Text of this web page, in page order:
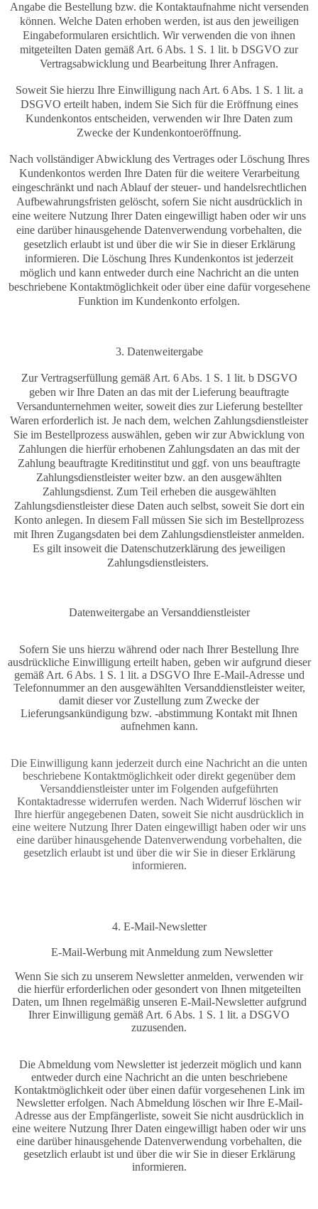
Angabe die Bestellung bzw. die Kontaktaufnahme nicht versenden
können. Welche Daten erhoben werden, ist aus den jeweiligen
Eingabeformularen ersichtlich. Wir verwenden die von ihnen
mitgeteilten Daten gemäß Art. 6 Abs. 1 S. 1 lit. b DSGVO zur
Vertragsabwicklung und Bearbeitung Ihrer Anfragen.
Soweit Sie hierzu Ihre Einwilligung nach Art. 6 Abs. 1 S. 1 lit. a
DSGVO erteilt haben, indem Sie Sich für die Eröffnung eines
Kundenkontos entscheiden, verwenden wir Ihre Daten zum
Zwecke der Kundenkontoeröffnung.
Nach vollständiger Abwicklung des Vertrages oder Löschung Ihres
Kundenkontos werden Ihre Daten für die weitere Verarbeitung
eingeschränkt und nach Ablauf der steuer- und handelsrechtlichen
Aufbewahrungsfristen gelöscht, sofern Sie nicht ausdrücklich in
eine weitere Nutzung Ihrer Daten eingewilligt haben oder wir uns
eine darüber hinausgehende Datenverwendung vorbehalten, die
gesetzlich erlaubt ist und über die wir Sie in dieser Erklärung
informieren. Die Löschung Ihres Kundenkontos ist jederzeit
möglich und kann entweder durch eine Nachricht an die unten
beschriebene Kontaktmöglichkeit oder über eine dafür vorgesehene
Funktion im Kundenkonto erfolgen.
3. Datenweitergabe
Zur Vertragserfüllung gemäß Art. 6 Abs. 1 S. 1 lit. b DSGVO
geben wir Ihre Daten an das mit der Lieferung beauftragte
Versandunternehmen weiter, soweit dies zur Lieferung bestellter
Waren erforderlich ist. Je nach dem, welchen Zahlungsdienstleister
Sie im Bestellprozess auswählen, geben wir zur Abwicklung von
Zahlungen die hierfür erhobenen Zahlungsdaten an das mit der
Zahlung beauftragte Kreditinstitut und ggf. von uns beauftragte
Zahlungsdienstleister weiter bzw. an den ausgewählten
Zahlungsdienst. Zum Teil erheben die ausgewählten
Zahlungsdienstleister diese Daten auch selbst, soweit Sie dort ein
Konto anlegen. In diesem Fall müssen Sie sich im Bestellprozess
mit Ihren Zugangsdaten bei dem Zahlungsdienstleister anmelden.
Es gilt insoweit die Datenschutzerklärung des jeweiligen
Zahlungsdienstleisters.
Datenweitergabe an Versanddienstleister
Sofern Sie uns hierzu während oder nach Ihrer Bestellung Ihre
ausdrückliche Einwilligung erteilt haben, geben wir aufgrund dieser
gemäß Art. 6 Abs. 1 S. 1 lit. a DSGVO Ihre E-Mail-Adresse und
Telefonnummer an den ausgewählten Versanddienstleister weiter,
damit dieser vor Zustellung zum Zwecke der
Lieferungsankündigung bzw. -abstimmung Kontakt mit Ihnen
aufnehmen kann.
Die Einwilligung kann jederzeit durch eine Nachricht an die unten
beschriebene Kontaktmöglichkeit oder direkt gegenüber dem
Versanddienstleister unter im Folgenden aufgeführten
Kontaktadresse widerrufen werden. Nach Widerruf löschen wir
Ihre hierfür angegebenen Daten, soweit Sie nicht ausdrücklich in
eine weitere Nutzung Ihrer Daten eingewilligt haben oder wir uns
eine darüber hinausgehende Datenverwendung vorbehalten, die
gesetzlich erlaubt ist und über die wir Sie in dieser Erklärung
informieren.
4. E-Mail-Newsletter
E-Mail-Werbung mit Anmeldung zum Newsletter
Wenn Sie sich zu unserem Newsletter anmelden, verwenden wir
die hierfür erforderlichen oder gesondert von Ihnen mitgeteilten
Daten, um Ihnen regelmäßig unseren E-Mail-Newsletter aufgrund
Ihrer Einwilligung gemäß Art. 6 Abs. 1 S. 1 lit. a DSGVO
zuzusenden.
Die Abmeldung vom Newsletter ist jederzeit möglich und kann
entweder durch eine Nachricht an die unten beschriebene
Kontaktmöglichkeit oder über einen dafür vorgesehenen Link im
Newsletter erfolgen. Nach Abmeldung löschen wir Ihre E-Mail-
Adresse aus der Empfängerliste, soweit Sie nicht ausdrücklich in
eine weitere Nutzung Ihrer Daten eingewilligt haben oder wir uns
eine darüber hinausgehende Datenverwendung vorbehalten, die
gesetzlich erlaubt ist und über die wir Sie in dieser Erklärung
informieren.